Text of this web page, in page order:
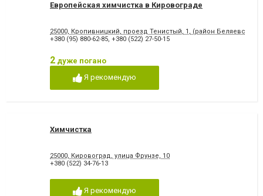
Европейская химчистка в Кировограде
25000, Кропивницкий, проезд Тенистый, 1, (район Беляевского
+380 (95) 880-62-85, +380 (522) 27-50-15
2 дуже погано
Я рекомендую
Химчистка
25000, Кировоград, улица Фрунзе, 10
+380 (522) 34-76-13
Я рекомендую